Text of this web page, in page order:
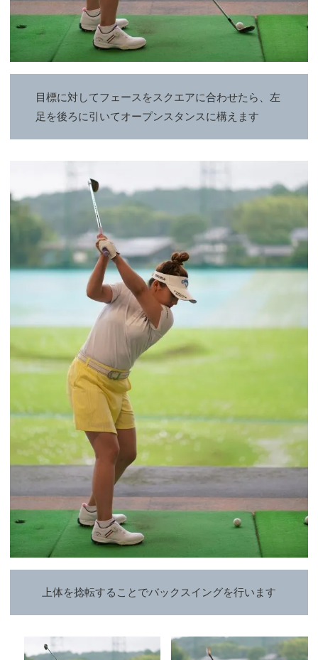
目標に対してフェースをスクエアに合わせたら、左
足を後ろに引いてオープンスタンスに構えます
上体を捻転することでバックスイングを行います